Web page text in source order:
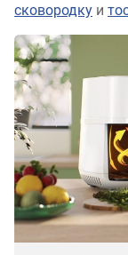
сковородку и